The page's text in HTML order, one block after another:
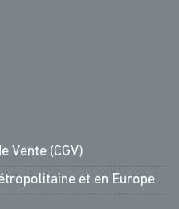
Vente (CGV)
et en Europe